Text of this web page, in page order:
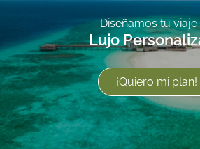
Diseñamos tu viaje
Lujo
¡Quiero mi plan!